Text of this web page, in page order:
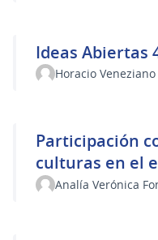
Ideas Abiertas
Horacio
Participación
culturas en el
Analía Verónica